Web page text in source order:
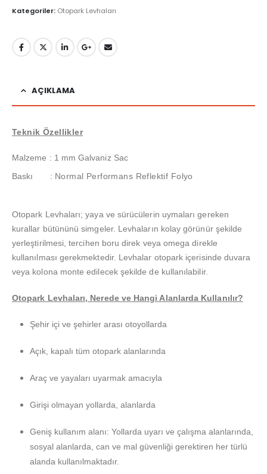
Kategoriler: Otopark Levhaları
AÇIKLAMA
Teknik Özellikler
Malzeme : 1 mm Galvaniz Sac
Baskı
: Normal Performans Reflektif Folyo
Otopark Levhaları; yaya ve sürücülerin uymaları gereken
kurallar bütününü simgeler. Levhaların kolay görünür şekilde
yerleştirilmesi, tercihen boru direk veya omega direkle
kullanılması gerekmektedir. Levhalar otopark içerisinde duvara
veya kolona monte edilecek şekilde de kullanılabilir.
Otopark Levhaları, Nerede ve Hangi Alanlarda Kullanılır?
Şehir içi ve şehirler arası otoyollarda
Açık, kapalı tüm otopark alanlarında
Araç ve yayaları uyarmak amacıyla
Girişi olmayan yollarda, alanlarda
Geniş kullanım alanı: Yollarda uyarı ve çalışma alanlarında,
sosyal alanlarda, can ve mal güvenliği gerektiren her türlü
alanda kullanılmaktadır.